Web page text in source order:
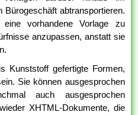
Bürogeschäft abtransportieren.
vorhandene Vorlage zu
anzupassen, anstatt sie
Kunststoff gefertigte Formen,
Sie können ausgesprochen
auch ausgesprochen
XHTML-Dokumente, die